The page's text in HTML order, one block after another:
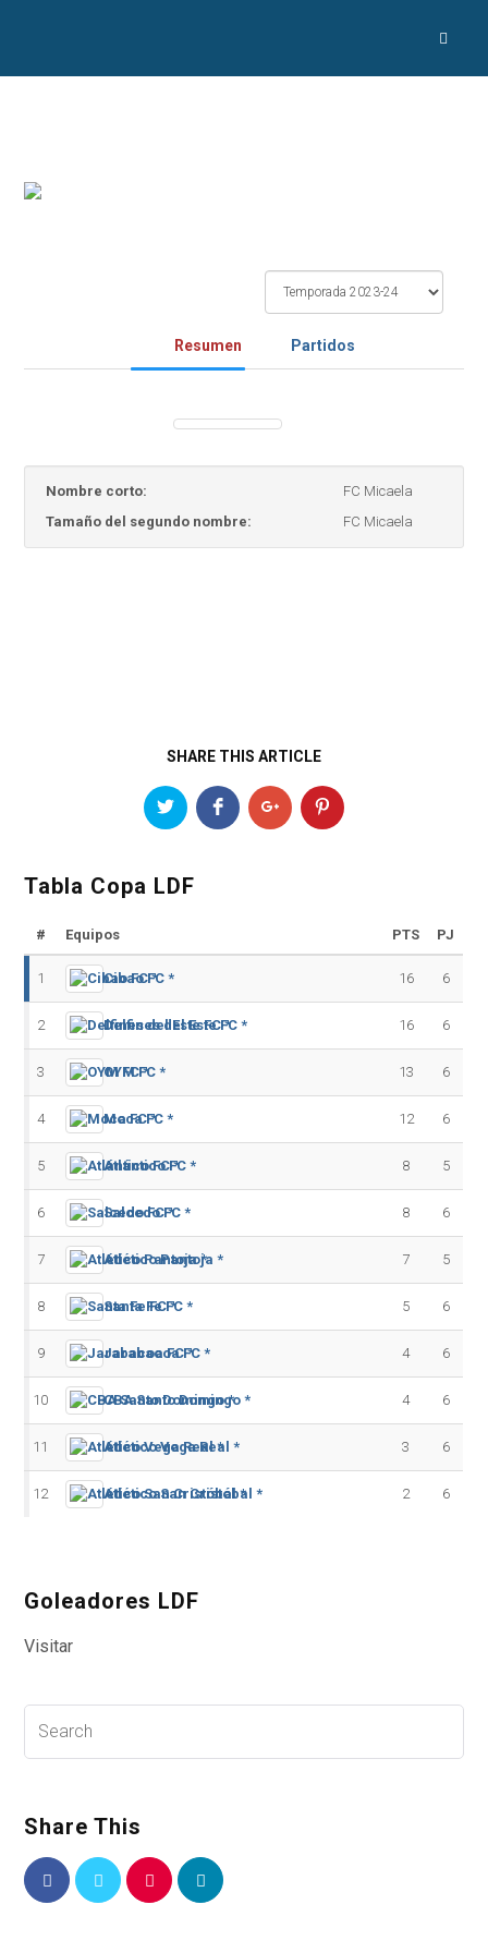
Resumen Partidos
Nombre corto:
FC Micaela
Tamaño del segundo nombre:
FC Micaela
SHARE THIS ARTICLE
Tabla Copa LDF
# Equipos PTS PJ
1 Cibao FC * 16 6
2 Delfines del Este FC * 16 6
3 OYM FC * 13 6
4 Moca FC * 12 6
5 Atlántico FC * 8 5
6 Salcedo FC * 8 6
7 Atlético Pantoja * 7 5
8 Santa Fe FC * 5 6
9 Jarabacoa FC * 4 6
10 CBA Santo Domingo * 4 6
11 Atlético Vega Real * 3 6
12 Atlético San Cristóbal * 2 6
Goleadores LDF
Visitar
Share This